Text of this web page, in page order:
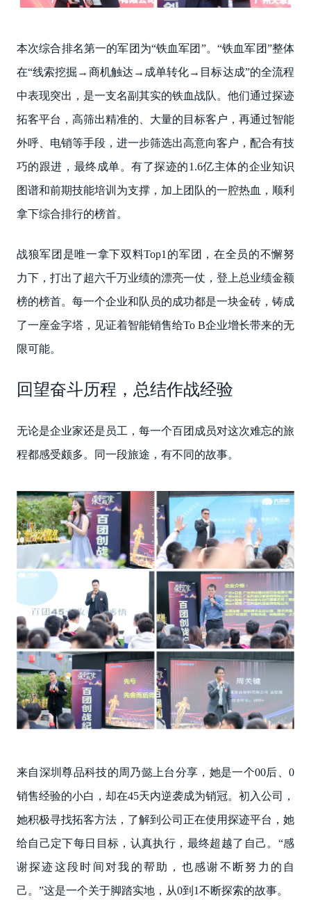
本次综合排名第一的军团为“铁血军团”。“铁血军团”整体
在“线索挖掘→商机触达→成单转化→目标达成”的全流程
中表现突出，是一支名副其实的铁血战队。他们通过探迹
拓客平台，高筛出精准的、大量的目标客户，再通过智能
外呼、电销等手段，进一步筛选出高意向客户，配合有技
巧的跟进，最终成单。有了探迹的1.6亿主体的企业知识
图谱和前期技能培训为支撑，加上团队的一腔热血，顺利
拿下综合排行的榜首。
战狼军团是唯一拿下双料Top1的军团，在全员的不懈努
力下，打出了超六千万业绩的漂亮一仗，登上总业绩金额
榜的榜首。每一个企业和队员的成功都是一块金砖，铸成
了一座金字塔，见证着智能销售给To B企业增长带来的无
限可能。
回望奋斗历程，总结作战经验
无论是企业家还是员工，每一个百团成员对这次难忘的旅
程都感受颇多。同一段旅途，有不同的故事。
来自深圳尊品科技的周乃懿上台分享，她是一个00后、0
销售经验的小白，却在45天内逆袭成为销冠。初入公司，
她积极寻找拓客方法，了解到公司正在使用探迹平台，她
给自己定下每日目标，认真执行，最终超越了自己。“感
谢探迹这段时间对我的帮助，也感谢不断努力的自
己。”这是一个关于脚踏实地，从0到1不断探索的故事。